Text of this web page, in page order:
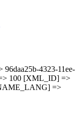
4323-11ee-
100 [XML_ID] =>
=>